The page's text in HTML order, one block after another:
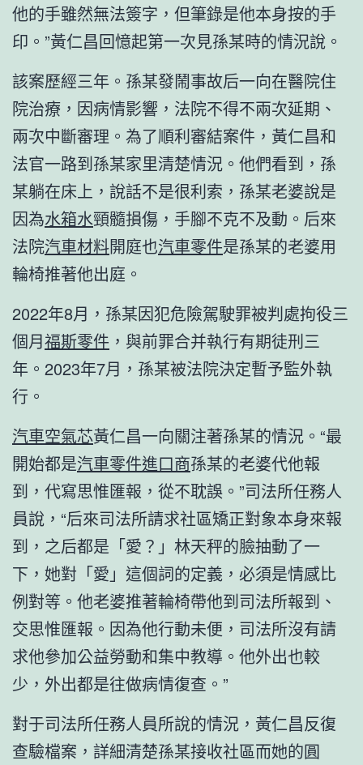
他的手雖然無法簽字，但筆錄是他本身按的手
印。”黃仁昌回憶起第一次見孫某時的情況說。
該案歷經三年。孫某發鬧事故后一向在醫院住
院治療，因病情影響，法院不得不兩次延期、
兩次中斷審理。為了順利審結案件，黃仁昌和
法官一路到孫某家里清楚情況。他們看到，孫
某躺在床上，說話不是很利索，孫某老婆說是
因為水箱水頸髓損傷，手腳不克不及動。后來
法院汽車材料開庭也汽車零件是孫某的老婆用
輪椅推著他出庭。
2022年8月，孫某因犯危險駕駛罪被判處拘役三
個月福斯零件 ，與前罪合并執行有期徒刑三
年。2023年7月，孫某被法院決定暫予監外執
行。
汽車空氣芯黃仁昌一向關注著孫某的情況。“最
開始都是汽車零件進口商孫某的老婆代他報
到，代寫思惟匯報，從不耽誤。”司法所任務人
員說，“后來司法所請求社區矯正對象本身來報
到，之后都是「愛？」林天秤的臉抽動了一
下，她對「愛」這個詞的定義，必須是情感比
例對等。他老婆推著輪椅帶他到司法所報到、
交思惟匯報。因為他行動未便，司法所沒有請
求他參加公益勞動和集中教導。他外出也較
少，外出都是往做病情復查。”
對于司法所任務人員所說的情況，黃仁昌反復
查驗檔案，詳細清楚孫某接收社區而她的圓